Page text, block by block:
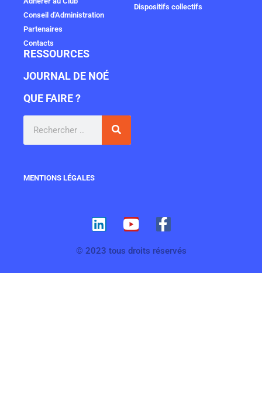
Conseil d'Administration
Partenaires
Contacts
Dispositifs collectifs
RESSOURCES
JOURNAL DE NOÉ
QUE FAIRE ?
MENTIONS LÉGALES
© 2023 tous droits réservés